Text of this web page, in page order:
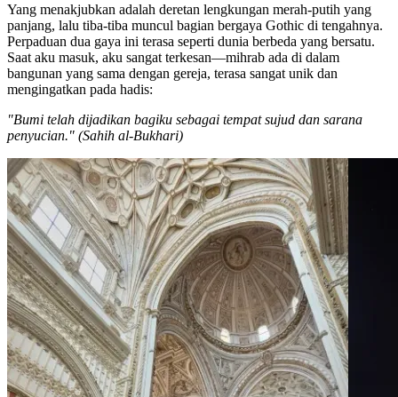
Yang menakjubkan adalah deretan lengkungan merah-putih yang
panjang, lalu tiba-tiba muncul bagian bergaya Gothic di tengahnya.
Perpaduan dua gaya ini terasa seperti dunia berbeda yang bersatu.
Saat aku masuk, aku sangat terkesan—mihrab ada di dalam
bangunan yang sama dengan gereja, terasa sangat unik dan
mengingatkan pada hadis:
"Bumi telah dijadikan bagiku sebagai tempat sujud dan sarana
penyucian." (Sahih al-Bukhari)